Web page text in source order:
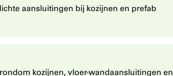
aansluitingen bij kozijnen en prefab
kozijnen, vloer-wandaansluitingen en